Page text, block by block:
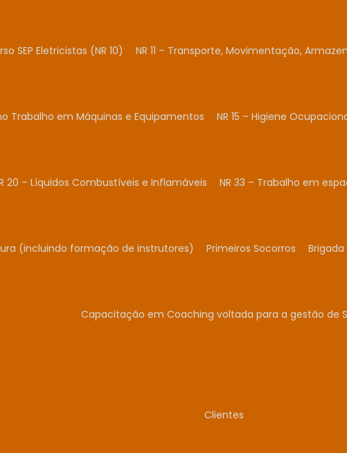
SEP Eletricistas (NR 10) NR 11 – Transporte, Movimentação,
Trabalho em Máquinas e Equipamentos NR 15 – Higiene
20 – Líquidos Combustíveis e Inflamáveis NR 33 – Trabalho em
(incluindo formação de instrutores) Primeiros Socorros
Capacitação em Coaching voltada para a gestão de
Clientes